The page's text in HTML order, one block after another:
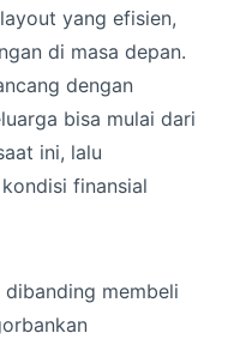
yang efisien,
di masa depan.
dengan
bisa mulai dari
ini, lalu
finansial
dibanding membeli